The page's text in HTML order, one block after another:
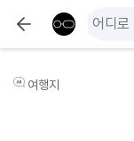
여행지